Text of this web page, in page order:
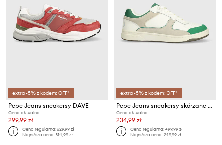
extra -5% z kodem: OFF*
Pepe Jeans sneakersy DAVE
Cena aktualna:
299,99 zł
Cena regularna:629,99 zł
Najniższa cena:314,99 zł
extra -5% z kodem: OFF*
Pepe Jeans sneakersy skórzane PMS00015
Cena aktualna:
234,99 zł
Cena regularna:499,99 zł
Najniższa cena:249,99 zł